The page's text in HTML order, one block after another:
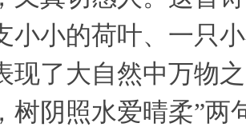
小小的荷叶、一只
现了大自然中万物
树阴照水爱晴柔”两